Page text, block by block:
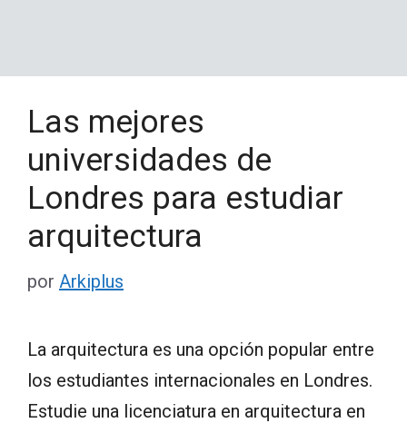
Las mejores
universidades de
Londres para estudiar
arquitectura
por Arkiplus
La arquitectura es una opción popular entre
los estudiantes internacionales en Londres.
Estudie una licenciatura en arquitectura en